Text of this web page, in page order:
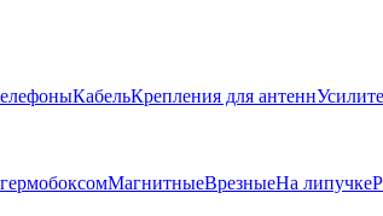
КабельКрепления для антенн
МагнитныеВрезныеНа липучке